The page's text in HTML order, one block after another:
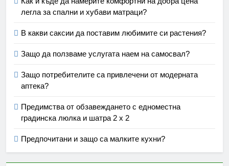
легла за спални и хубави матраци?
В какви саксии да поставим любимите си растения?
Защо да ползваме услугата наем на самосвал?
Защо потребителите са привлечени от модерната
аптека?
Предимства от обзавеждането с едноместна
градинска люлка и шатра 2 х 2
Предпочитани и защо са малките кухни?